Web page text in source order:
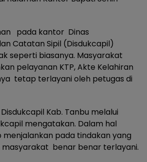
pada kantor Dinas
Catatan Sipil (Disdukcapil)
seperti biasanya. Masyarakat
pelayanan KTP, Akte Kelahiran
tetap terlayani oleh petugas di
Kab. Tanbu melalui
mengatakan. Dalam hal
pada tindakan yang
benar benar terlayani.